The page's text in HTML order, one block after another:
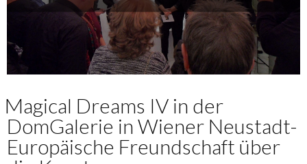
Magical Dreams IV in der
DomGalerie in Wiener Neustadt-
Europäische Freundschaft über